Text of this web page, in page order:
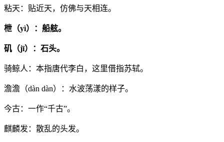
粘天：贴近天，仿佛与天相连。
枻（yì）：船舷。
矶（jī）：石头。
骑鲸人：本指唐代李白，这里借指苏轼。
澹澹（dàn dàn）：水波荡漾的样子。
今古：一作“千古”。
麒麟发：散乱的头发。